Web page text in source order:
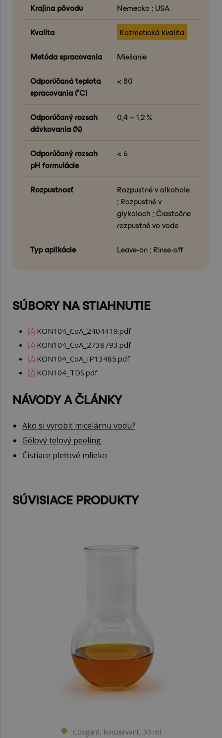
Krajina pôvodu Nemecko ; USA
Kvalita Kozmetická kvalita
Metóda spracovania Miešanie
Odporúčaná teplota
spracovania (°C)
< 80
Odporúčaný rozsah
dávkovania (%)
0,4 – 1,2 %
Odporúčaný rozsah
pH formulácie
< 6
Rozpustnosť
Rozpustné v alkohole
; Rozpustné v
glykoloch ; Čiastočne
rozpustné vo vode
Typ aplikácie Leave-on ; Rinse-off
SÚBORY NA STIAHNUTIE
KON104_CoA_2404419.pdf
KON104_CoA_2738793.pdf
KON104_CoA_IP13485.pdf
KON104_TDS.pdf
NÁVODY A ČLÁNKY
Ako si vyrobiť micelárnu vodu?
Gélový telový peeling
Čistiace pleťové mlieko
SÚVISIACE PRODUKTY
Cosgard, konzervant, 50 ml